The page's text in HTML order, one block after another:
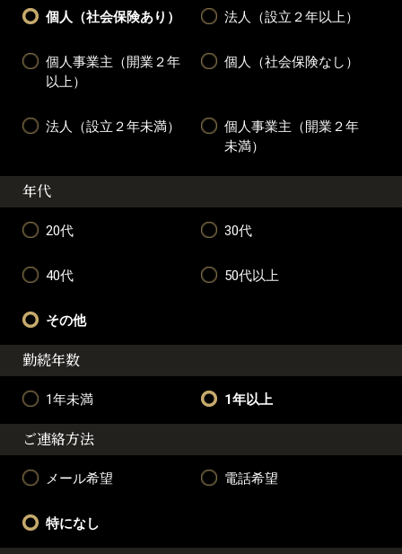
個人（社会保険あり） 法人（設立２年以上）
個人事業主（開業２年
以上）
個人（社会保険なし）
法人（設立２年未満）
個人事業主（開業２年
未満）
年代
20代 30代
40代 50代以上
その他
勤続年数
1年未満 1年以上
ご連絡方法
メール希望 電話希望
特になし